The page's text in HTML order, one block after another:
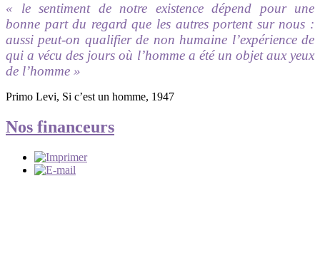
« le sentiment de notre existence dépend pour une
bonne part du regard que les autres portent sur nous :
aussi peut-on qualifier de non humaine l’expérience de
qui a vécu des jours où l’homme a été un objet aux yeux
de l’homme »
Primo Levi, Si c’est un homme, 1947
Nos financeurs